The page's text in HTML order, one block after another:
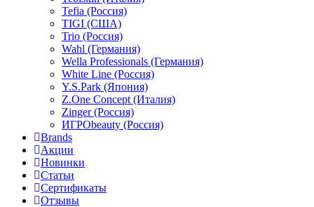
Tefia (Россия)
TIGI (США)
Trio (Россия)
Wahl (Германия)
Wella Professionals (Германия)
White Line (Россия)
Y.S.Park (Япония)
Z.One Concept (Италия)
Zinger (Россия)
ИГРОbeauty (Россия)
Brands
Акции
Новинки
Статьи
Сертификаты
Отзывы